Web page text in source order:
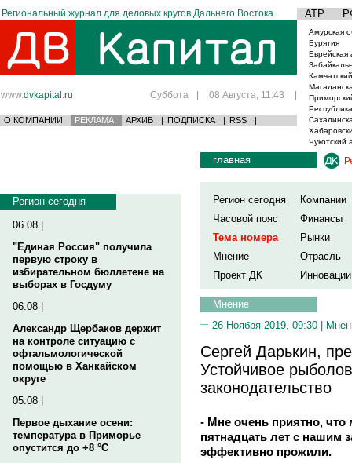
Региональный журнал для деловых кругов Дальнего Востока АТР
www.dvkapital.ru Суббота | 08 Августа, 11:43 |
О КОМПАНИИ РЕКЛАМА АРХИВ | ПОДПИСКА | RSS |
Амурская
Бурятия
Еврейская
Чукотский
Регион сегодня
06.08 |
"Единая Россия" получила
первую строку в
избирательном бюллетене на
выборах в Госдуму
06.08 |
Александр Щербаков держит
на контроле ситуацию с
офтальмологической
помощью в Ханкайском
округе
05.08 |
Первое дыхание осени:
температура в Приморье
опустится до +8 °C
главная
Регион сегодня
Компании
Часовой пояс
Финансы
Тема номера
Рынки
Мнение
Отрасль
Проект ДК
Инновации
Мнение
26 Ноября 2019, 09:30 |
Сергей Дарькин,
Устойчивое
законодательство
- Мне очень приятно,
пятнадцать лет с нашим
эффективно прожили.